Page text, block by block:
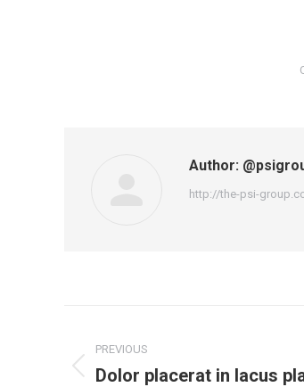
Author:
http://the-psi-
PREVIOUS
Dolor placerat in lacus